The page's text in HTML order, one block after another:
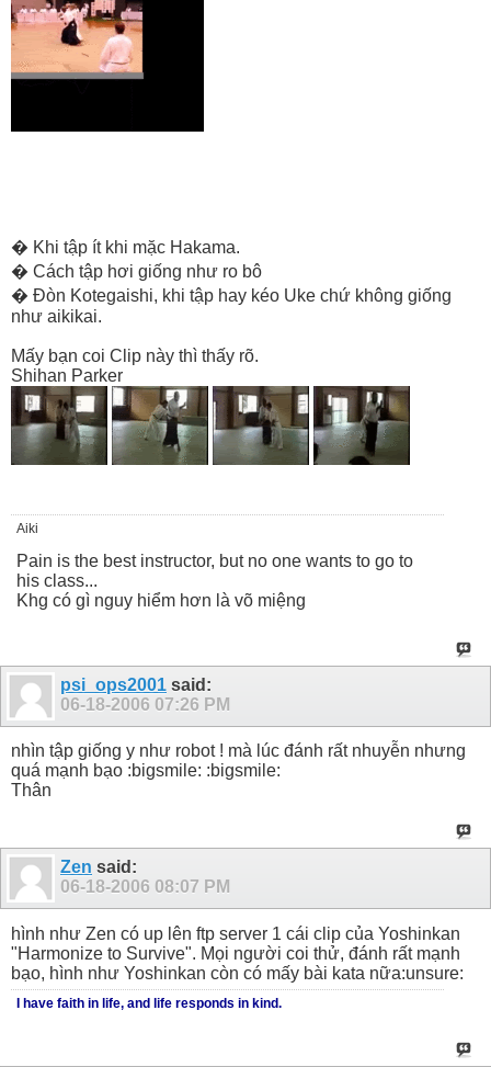
� Khi tập ít khi mặc Hakama.
� Cách tập hơi giống như ro bô
� Đòn Kotegaishi, khi tập hay kéo Uke chứ không giống
như aikikai.
Mấy bạn coi Clip này thì thấy rõ.
Shihan Parker
Aiki
Pain is the best instructor, but no one wants to go to
his class...
Khg có gì nguy hiểm hơn là võ miệng
psi_ops2001 said:
06-18-2006 07:26 PM
nhìn tập giống y như robot ! mà lúc đánh rất nhuyễn nhưng
quá mạnh bạo :bigsmile: :bigsmile:
Thân
Zen said:
06-18-2006 08:07 PM
hình như Zen có up lên ftp server 1 cái clip của Yoshinkan
"Harmonize to Survive". Mọi người coi thử, đánh rất mạnh
bạo, hình như Yoshinkan còn có mấy bài kata nữa:unsure:
I have faith in life, and life responds in kind.